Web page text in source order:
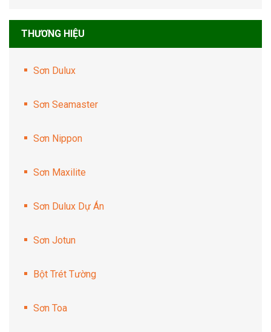
THƯƠNG HIỆU
Sơn Dulux
Sơn Seamaster
Sơn Nippon
Sơn Maxilite
Sơn Dulux Dự Án
Sơn Jotun
Bột Trét Tường
Sơn Toa